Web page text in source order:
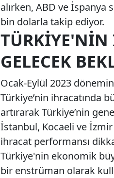
alırken, ABD ve İspanya
bin dolarla takip ediyor.
TÜRKIYE'NIN
GELECEK
Ocak-Eylül 2023
Türkiye’nin ihracatında
artırarak Türkiye’nin
İstanbul, Kocaeli ve
ihracat performansı
Türkiye'nin ekonomik
bir enstrüman olarak